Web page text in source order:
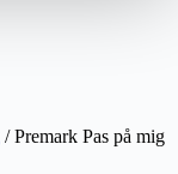
/ Premark Pas på mig